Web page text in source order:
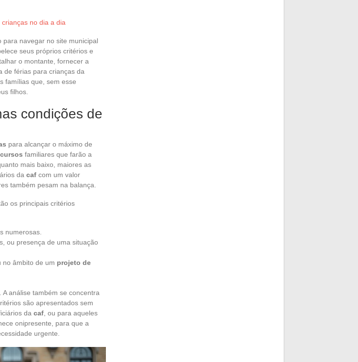
no dia a dia
navegar no site municipal
seus próprios critérios e
o montante, fornecer a
de férias para crianças da
famílias que, sem esse
filhos.
condições de
para alcançar o máximo de
familiares que farão a
mais baixo, maiores as
da caf com um valor
também pesam na balança.
os principais critérios
numerosas.
ou presença de uma situação
no âmbito de um projeto de
análise também se concentra
são apresentados sem
da caf , ou para aqueles
onipresente, para que a
urgente.